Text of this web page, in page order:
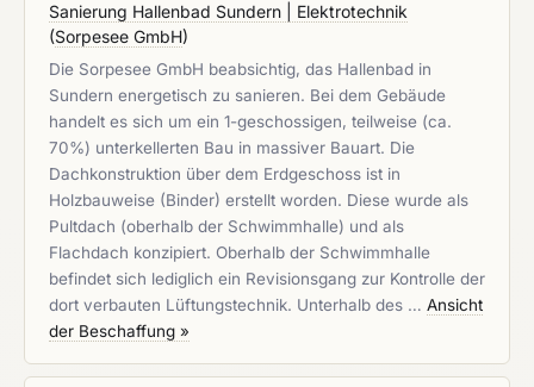
Sanierung Hallenbad Sundern | Elektrotechnik
(Sorpesee GmbH)
Die Sorpesee GmbH beabsichtig, das Hallenbad in
Sundern energetisch zu sanieren. Bei dem Gebäude
handelt es sich um ein 1-geschossigen, teilweise (ca.
70%) unterkellerten Bau in massiver Bauart. Die
Dachkonstruktion über dem Erdgeschoss ist in
Holzbauweise (Binder) erstellt worden. Diese wurde als
Pultdach (oberhalb der Schwimmhalle) und als
Flachdach konzipiert. Oberhalb der Schwimmhalle
befindet sich lediglich ein Revisionsgang zur Kontrolle der
dort verbauten Lüftungstechnik. Unterhalb des … Ansicht
der Beschaffung »